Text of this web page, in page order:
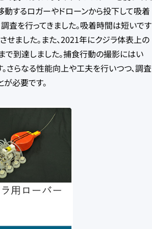
するロガーやドローンから投下して吸着
査を行ってきました。吸着時間は短いです
ました。また、2021年にクジラ体表上の
到達しました。捕食行動の撮影にはい
さらなる性能向上や工夫を行いつつ、調査
必要です。